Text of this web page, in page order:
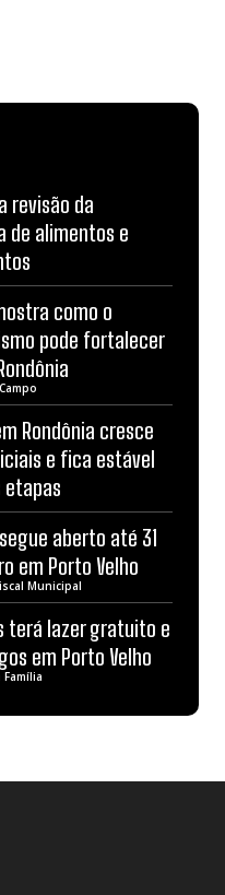
revisão da
de alimentos e
como o
pode fortalecer
Rondônia cresce
e fica estável
etapas
aberto até 31
em Porto Velho
Municipal
terá lazer gratuito e
em Porto Velho
Família